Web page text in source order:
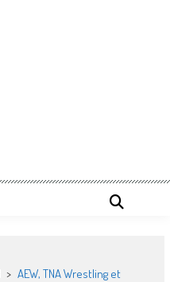
> AEW, TNA Wrestling et